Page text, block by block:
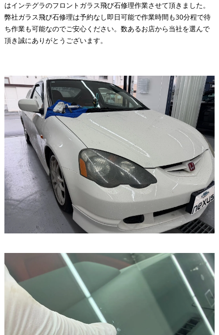
はインテグラのフロントガラス飛び石修理作業させて頂きました。
弊社ガラス飛び石修理は予約なし即日可能で作業時間も30分程で待
ち作業も可能なのでご安心ください。数あるお店から当社を選んで
頂き誠にありがとうございます。